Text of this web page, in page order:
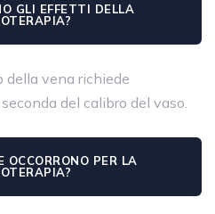
GLI EFFETTI DELLA
della vena richiede
del calibro del vaso.
OCCORRONO PER LA